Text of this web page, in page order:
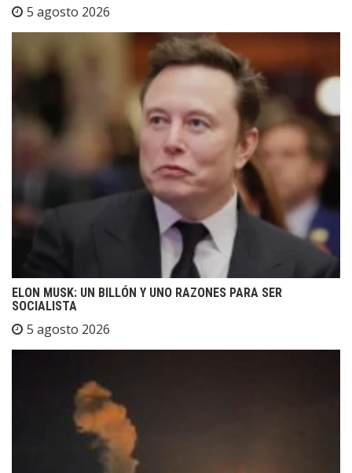
5 agosto 2026
ELON MUSK: UN BILLÓN Y UNO RAZONES PARA SER
SOCIALISTA
5 agosto 2026